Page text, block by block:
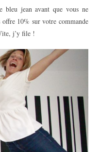
bleu jean avant que vous ne
10% sur votre commande
j’y file !